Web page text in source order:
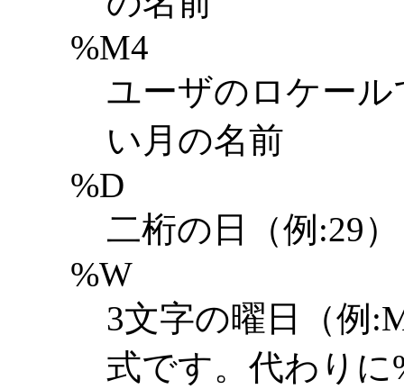
%M4
ユーザのロケー
い月の名前
%D
二桁の日（例:29）
%W
3文字の曜日（例
式です。代わり